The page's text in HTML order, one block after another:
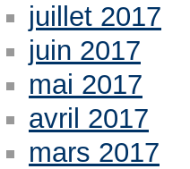
juillet 2017
juin 2017
mai 2017
avril 2017
mars 2017